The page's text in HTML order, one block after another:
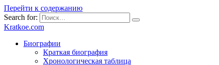
Перейти к содержанию
Search for:
Kratkoe.com
Биографии
Краткая биография
Хронологическая таблица